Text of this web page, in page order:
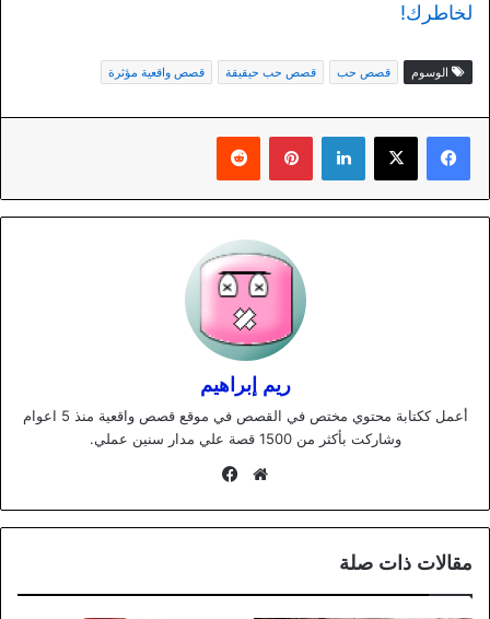
لخاطرك!
الوسوم قصص حب قصص حب حيقيقة قصص واقعية مؤثرة
لينكدإن بينتيريست
ريم إبراهيم
أعمل ككتابة محتوي مختص في القصص في موقع قصص واقعية منذ 5 اعوام
وشاركت بأكثر من 1500 قصة علي مدار سنين عملي.
موقع
مقالات ذات صلة